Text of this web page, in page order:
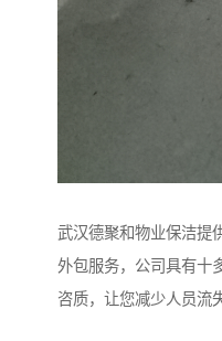
武汉德聚和物业保洁提
外包服务，公司具有十
咨质，让您减少人员流